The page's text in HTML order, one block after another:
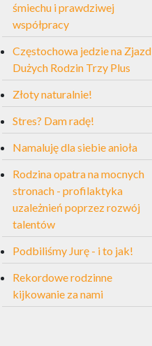
śmiechu i prawdziwej
współpracy
Częstochowa jedzie na Zjazd
Dużych Rodzin Trzy Plus
Złoty naturalnie!
Stres? Dam radę!
Namaluję dla siebie anioła
Rodzina opatra na mocnych
stronach - profilaktyka
uzależnień poprzez rozwój
talentów
Podbiliśmy Jurę - i to jak!
Rekordowe rodzinne
kijkowanie za nami